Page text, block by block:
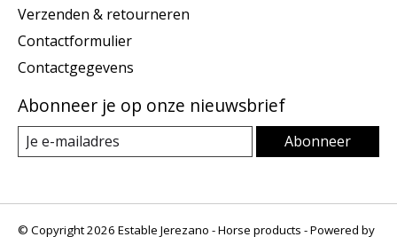
Verzenden & retourneren
Contactformulier
Contactgegevens
Abonneer je op onze nieuwsbrief
Abonneer
© Copyright 2026 Estable Jerezano - Horse products - Powered by